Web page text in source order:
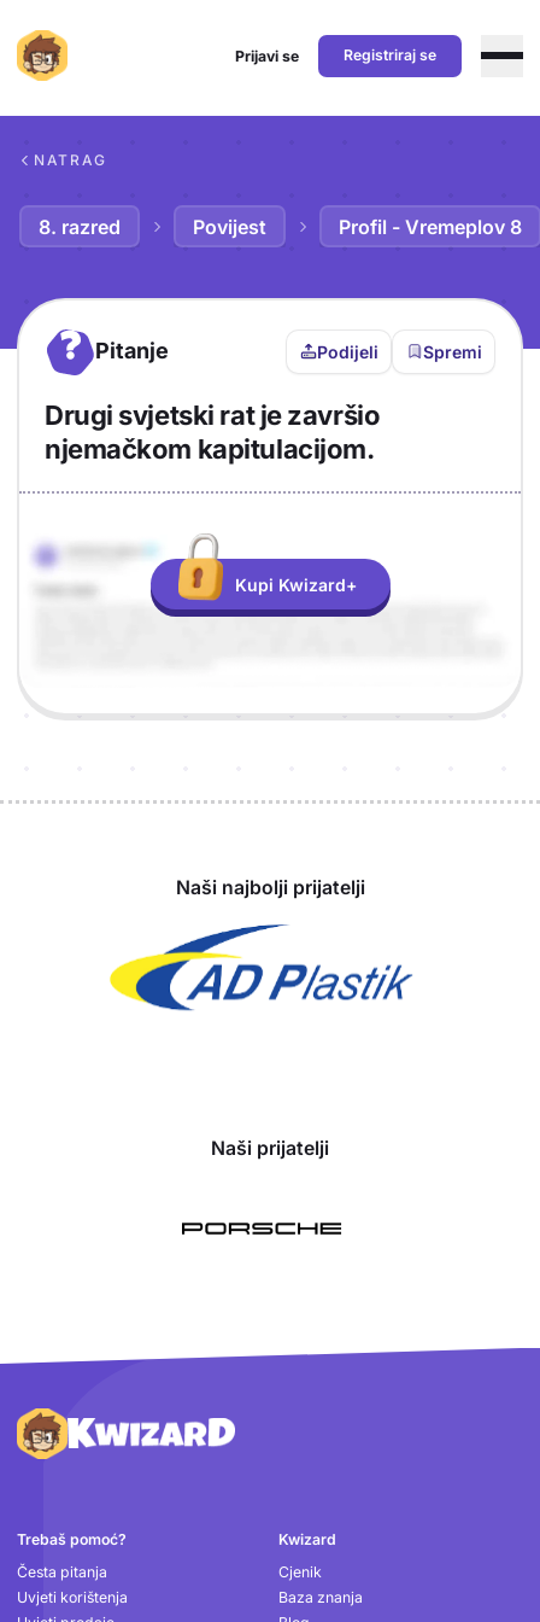
Prijavi se Registriraj se
NATRAG
8. razred Povijest Profil - Vremeplov 8
? Pitanje Podijeli Spremi
Drugi svjetski rat je završio
njemačkom kapitulacijom.
Odgovor
Objašnjenje
Kupi Kwizard+
Naši najbolji prijatelji
Naši prijatelji
Podnožje
Trebaš pomoć?
Česta pitanja
Uvjeti korištenja
Kwizard
Cjenik
Baza znanja